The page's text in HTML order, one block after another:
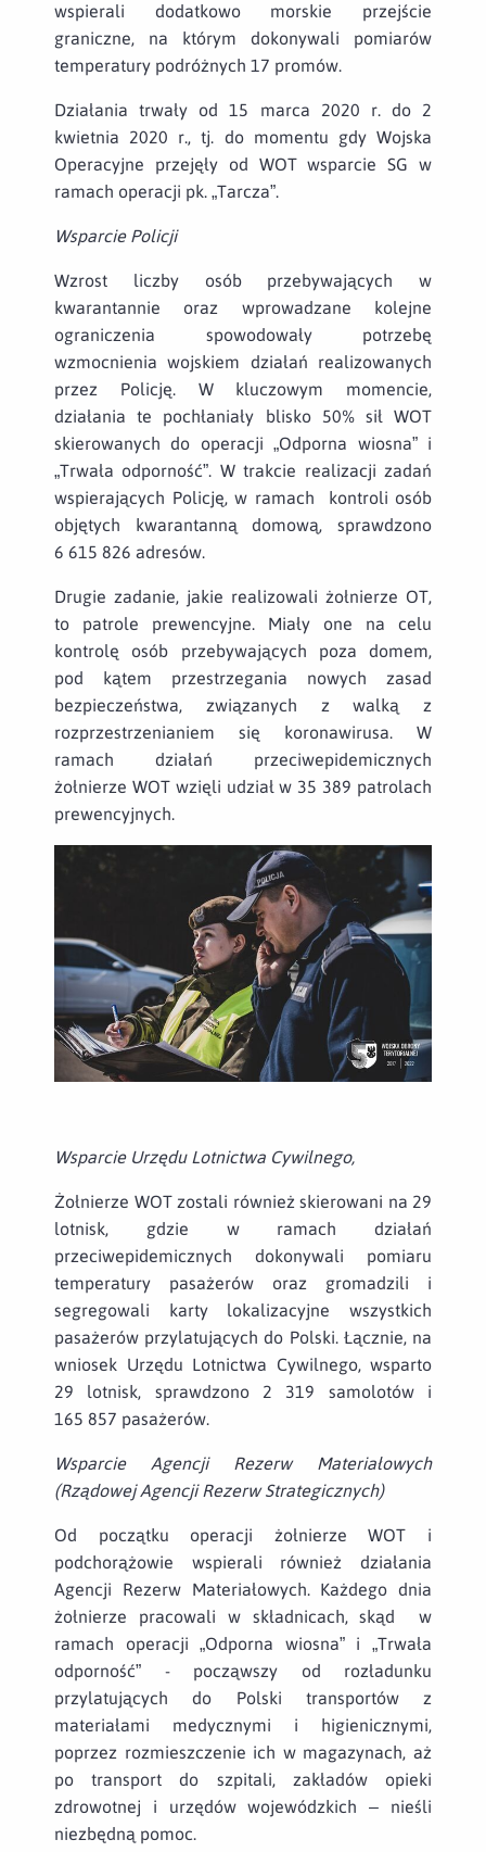
wspierali dodatkowo morskie przejście
graniczne, na którym dokonywali pomiarów
temperatury podróżnych 17 promów.
Działania trwały od 15 marca 2020 r. do 2
kwietnia 2020 r., tj. do momentu gdy Wojska
Operacyjne przejęły od WOT wsparcie SG w
ramach operacji pk. „Tarcza”.
Wsparcie Policji
Wzrost liczby osób przebywających w
kwarantannie oraz wprowadzane kolejne
ograniczenia spowodowały potrzebę
wzmocnienia wojskiem działań realizowanych
przez Policję. W kluczowym momencie,
działania te pochłaniały blisko 50% sił WOT
skierowanych do operacji „Odporna wiosna” i
„Trwała odporność”. W trakcie realizacji zadań
wspierających Policję, w ramach kontroli osób
objętych kwarantanną domową, sprawdzono
6 615 826 adresów.
Drugie zadanie, jakie realizowali żołnierze OT,
to patrole prewencyjne. Miały one na celu
kontrolę osób przebywających poza domem,
pod kątem przestrzegania nowych zasad
bezpieczeństwa, związanych z walką z
rozprzestrzenianiem się koronawirusa. W
ramach działań przeciwepidemicznych
żołnierze WOT wzięli udział w 35 389 patrolach
prewencyjnych.
Wsparcie Urzędu Lotnictwa Cywilnego,
Żołnierze WOT zostali również skierowani na 29
lotnisk, gdzie w ramach działań
przeciwepidemicznych dokonywali pomiaru
temperatury pasażerów oraz gromadzili i
segregowali karty lokalizacyjne wszystkich
pasażerów przylatujących do Polski. Łącznie, na
wniosek Urzędu Lotnictwa Cywilnego, wsparto
29 lotnisk, sprawdzono 2 319 samolotów i
165 857 pasażerów.
Wsparcie Agencji Rezerw Materiałowych
(Rządowej Agencji Rezerw Strategicznych)
Od początku operacji żołnierze WOT i
podchorążowie wspierali również działania
Agencji Rezerw Materiałowych. Każdego dnia
żołnierze pracowali w składnicach, skąd w
ramach operacji „Odporna wiosna” i „Trwała
odporność” - począwszy od rozładunku
przylatujących do Polski transportów z
materiałami medycznymi i higienicznymi,
poprzez rozmieszczenie ich w magazynach, aż
po transport do szpitali, zakładów opieki
zdrowotnej i urzędów wojewódzkich – nieśli
niezbędną pomoc.